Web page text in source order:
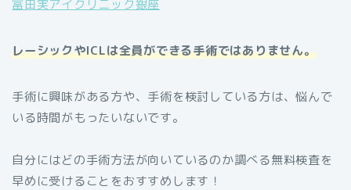
冨田実アイクリニック銀座
レーシックやICLは全員ができる手術ではありません。
手術に興味がある方や、手術を検討している方は、悩んで
いる時間がもったいないです。
自分にはどの手術方法が向いているのか調べる無料検査を
早めに受けることをおすすめします！